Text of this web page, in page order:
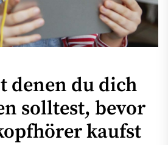
denen du dich
solltest, bevor
kaufst